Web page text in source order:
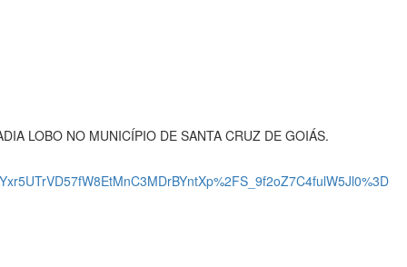
LOBO NO MUNICÍPIO DE SANTA CRUZ DE GOIÁS.